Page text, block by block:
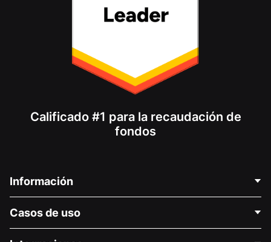
Calificado #1 para la recaudación de
fondos
Información
Acerca de nosotros
Casos de uso